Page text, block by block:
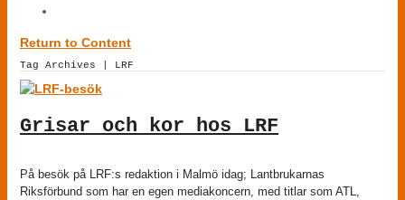
Return to Content
Tag Archives | LRF
Grisar och kor hos LRF
På besök på LRF:s redaktion i Malmö idag; Lantbrukarnas
Riksförbund som har en egen mediakoncern, med titlar som ATL,